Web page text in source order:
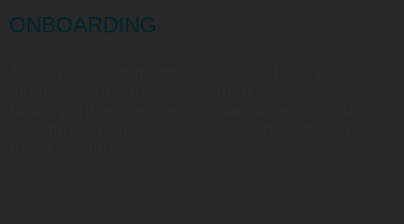
ONBOARDING